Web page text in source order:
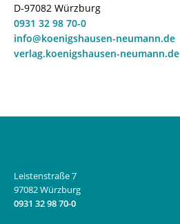
D-97082 Würzburg
0931 32 98 70-0
info@koenigshausen-neumann.de
verlag.koenigshausen-neumann.de
Leistenstraße 7
97082 Würzburg
0931 32 98 70-0